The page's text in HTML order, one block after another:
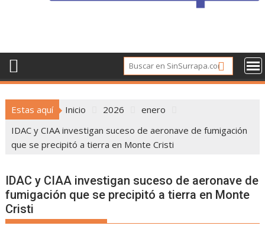
Estas aquí Inicio 2026
enero
IDAC y CIAA investigan suceso de aeronave de fumigación
que se precipitó a tierra en Monte Cristi
IDAC y CIAA investigan suceso de aeronave de
fumigación que se precipitó a tierra en Monte
Cristi